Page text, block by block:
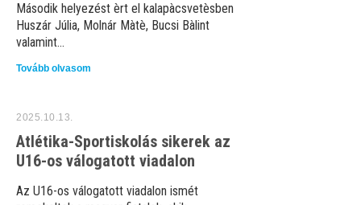
Második helyezést èrt el kalapàcsvetèsben
Huszár Júlia, Molnár Màtè, Bucsi Bàlint
valamint...
Tovább olvasom
2025.10.13.
Atlétika-Sportiskolás sikerek az
U16-os válogatott viadalon
Az U16-os válogatott viadalon ismét